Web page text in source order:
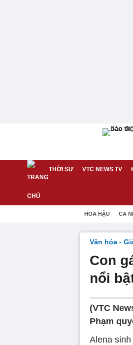
THỜI SỰ VTC NEWS TV
HOA HẬU CA
Văn hóa -
Con
nổi
(VTC
Phạm
Alena